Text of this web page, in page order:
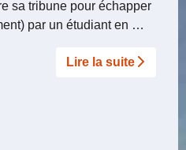
sa tribune pour échapper
par un étudiant en …
Lire la suite­­